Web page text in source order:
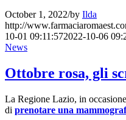
October 1, 2022/by Ilda
http://
10-01 09:11:572022-10-06
News
Ottobre rosa, gli
La Regione Lazio, in
di prenotare una